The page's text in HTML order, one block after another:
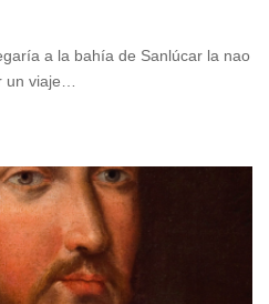
a la bahía de Sanlúcar la nao
un viaje…